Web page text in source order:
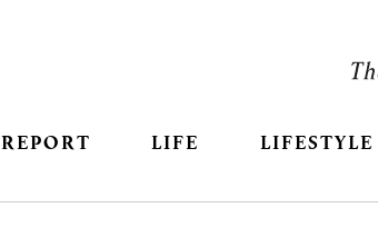
REPORT LIFE LIFESTYLE